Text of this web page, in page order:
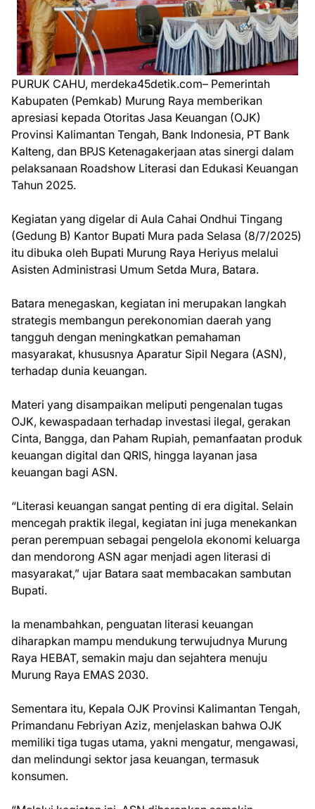
PURUK CAHU, merdeka45detik.com– Pemerintah
Kabupaten (Pemkab) Murung Raya memberikan
apresiasi kepada Otoritas Jasa Keuangan (OJK)
Provinsi Kalimantan Tengah, Bank Indonesia, PT Bank
Kalteng, dan BPJS Ketenagakerjaan atas sinergi dalam
pelaksanaan Roadshow Literasi dan Edukasi Keuangan
Tahun 2025.
Kegiatan yang digelar di Aula Cahai Ondhui Tingang
(Gedung B) Kantor Bupati Mura pada Selasa (8/7/2025)
itu dibuka oleh Bupati Murung Raya Heriyus melalui
Asisten Administrasi Umum Setda Mura, Batara.
Batara menegaskan, kegiatan ini merupakan langkah
strategis membangun perekonomian daerah yang
tangguh dengan meningkatkan pemahaman
masyarakat, khususnya Aparatur Sipil Negara (ASN),
terhadap dunia keuangan.
Materi yang disampaikan meliputi pengenalan tugas
OJK, kewaspadaan terhadap investasi ilegal, gerakan
Cinta, Bangga, dan Paham Rupiah, pemanfaatan produk
keuangan digital dan QRIS, hingga layanan jasa
keuangan bagi ASN.
“Literasi keuangan sangat penting di era digital. Selain
mencegah praktik ilegal, kegiatan ini juga menekankan
peran perempuan sebagai pengelola ekonomi keluarga
dan mendorong ASN agar menjadi agen literasi di
masyarakat,” ujar Batara saat membacakan sambutan
Bupati.
Ia menambahkan, penguatan literasi keuangan
diharapkan mampu mendukung terwujudnya Murung
Raya HEBAT, semakin maju dan sejahtera menuju
Murung Raya EMAS 2030.
Sementara itu, Kepala OJK Provinsi Kalimantan Tengah,
Primandanu Febriyan Aziz, menjelaskan bahwa OJK
memiliki tiga tugas utama, yakni mengatur, mengawasi,
dan melindungi sektor jasa keuangan, termasuk
konsumen.